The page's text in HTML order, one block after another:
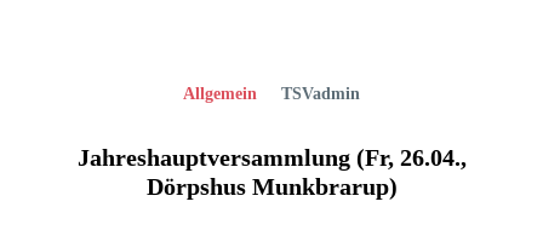
Allgemein TSVadmin
Jahreshauptversammlung (Fr, 26.04.,
Dörpshus Munkbrarup)